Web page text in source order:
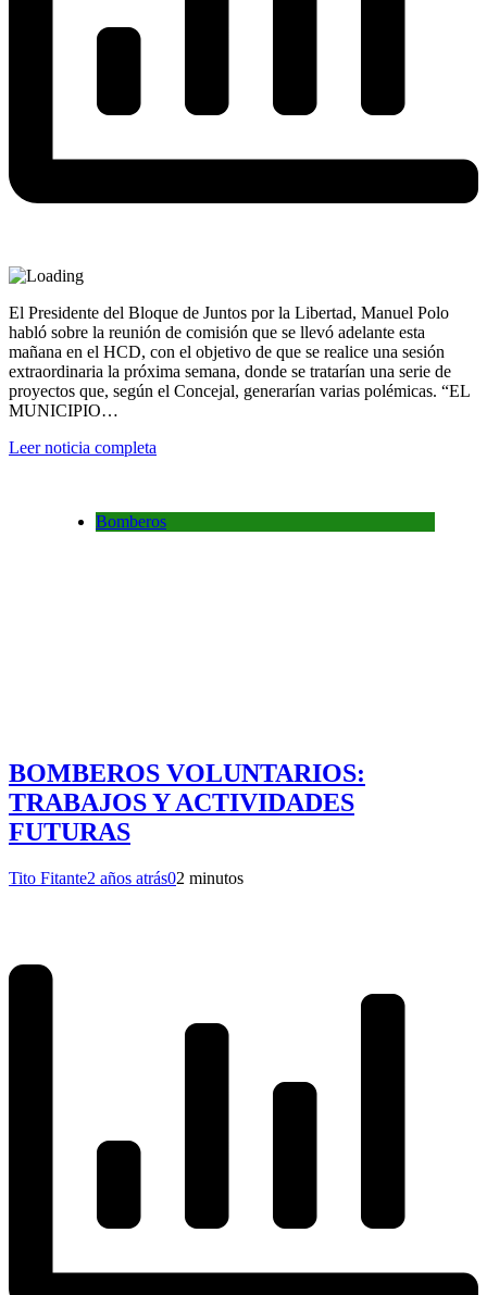
El Presidente del Bloque de Juntos por la Libertad, Manuel Polo
habló sobre la reunión de comisión que se llevó adelante esta
mañana en el HCD, con el objetivo de que se realice una sesión
extraordinaria la próxima semana, donde se tratarían una serie de
proyectos que, según el Concejal, generarían varias polémicas. “EL
MUNICIPIO…
Leer noticia completa
Bomberos
BOMBEROS VOLUNTARIOS:
TRABAJOS Y ACTIVIDADES
FUTURAS
Tito Fitante2 años atrás02 minutos